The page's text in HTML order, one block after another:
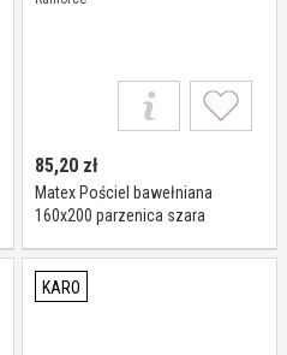
85,20 zł
Matex Pościel bawełniana
160x200 parzenica szara
KARO